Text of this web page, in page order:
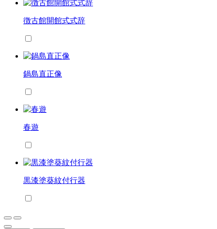
徴古館開館式式辞
鍋島直正像
春遊
黒漆塗葵紋付行器